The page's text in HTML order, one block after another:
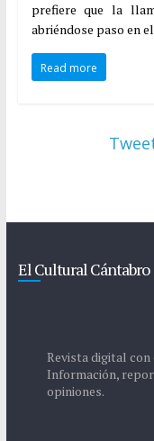
prefiere que la
abriéndose paso en
Read more
El Cultural Cántabro
Revista digital
Información,
opiniones.